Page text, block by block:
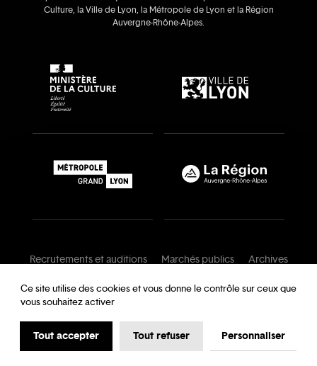
Culture, la Ville de Lyon, la Métropole de Lyon et la Région
Auvergne‑Rhône‑Alpes.
Recrutements et auditions Marchés publics
Archives
Mentions légales
Conditions générales
Charte de modération
Protection des données
Accessibilité : partiellement conforme
Cookies
Ce site utilise des cookies et vous donne le contrôle sur ceux que
vous souhaitez activer
Tout accepter Tout refuser Personnaliser